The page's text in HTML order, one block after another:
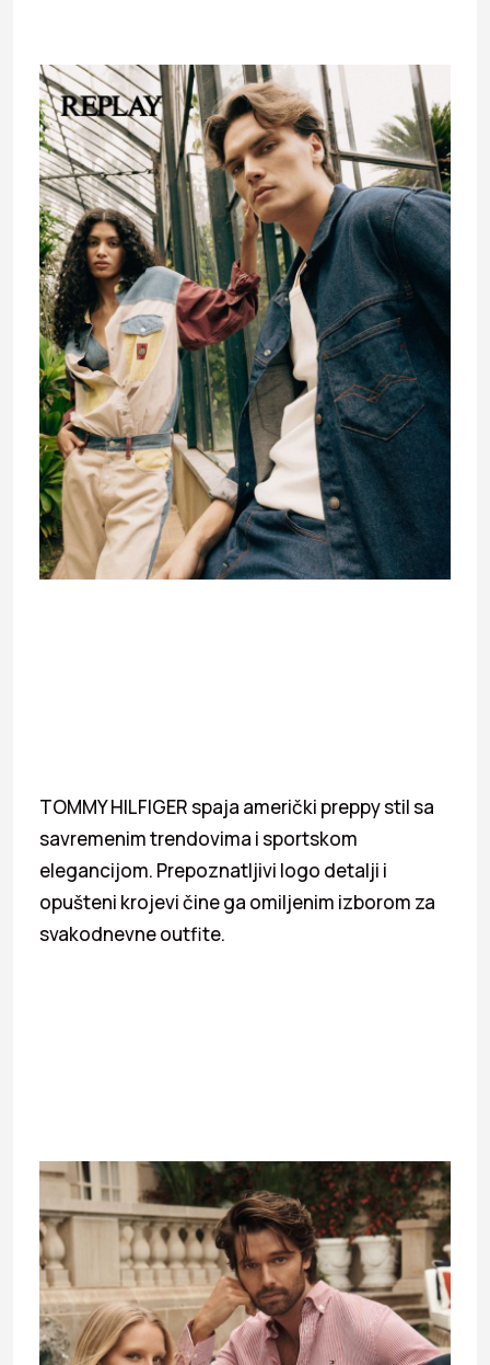
TOMMY HILFIGER spaja američki preppy stil sa
savremenim trendovima i sportskom
elegancijom. Prepoznatljivi logo detalji i
opušteni krojevi čine ga omiljenim izborom za
svakodnevne outfite.